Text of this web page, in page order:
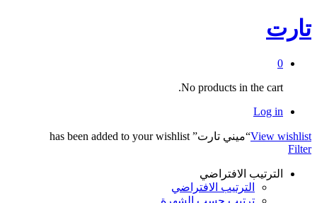
تارت
0
No products in the cart.
Log in
View wishlist“ميني تارت” has been added to your wishlist
Filter
الترتيب الافتراضي
الترتيب الافتراضي
ترتيب حسب الشهرة